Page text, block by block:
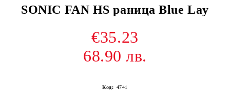
SONIC FAN HS раница Blue Lay
€35.23
68.90 лв.
Код: 4741